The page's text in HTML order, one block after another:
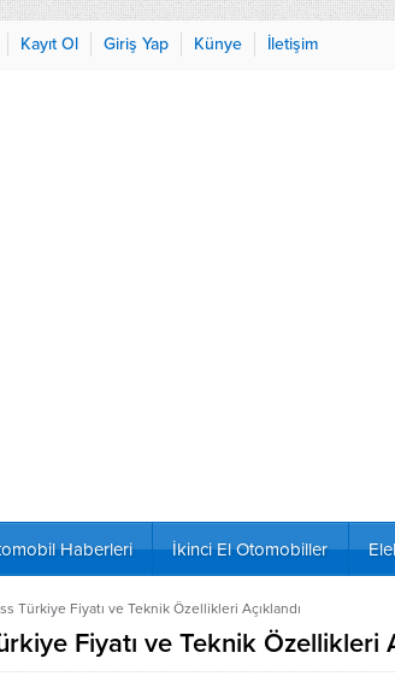
Kayıt Ol Giriş Yap Künye İletişim
Haberleri İkinci El Otomobiller
Türkiye Fiyatı ve Teknik Özellikleri Açıklandı
Fiyatı ve Teknik Özellikleri